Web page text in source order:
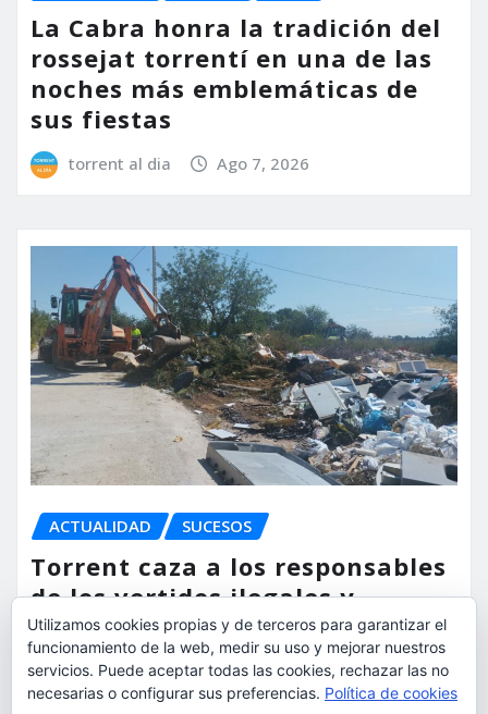
La Cabra honra la tradición del
rossejat torrentí en una de las
noches más emblemáticas de
sus fiestas
torrent al dia Ago 7, 2026
ACTUALIDAD SUCESOS
Torrent caza a los responsables
de los vertidos ilegales y
endurece las sanciones
torrent al dia Ago 7, 2026
Utilizamos cookies propias y de terceros para garantizar el
funcionamiento de la web, medir su uso y mejorar nuestros
servicios. Puede aceptar todas las cookies, rechazar las no
necesarias o configurar sus preferencias. Política de cookies